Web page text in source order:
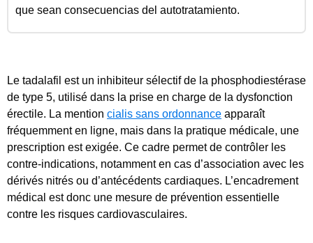
que sean consecuencias del autotratamiento.
Le tadalafil est un inhibiteur sélectif de la phosphodiestérase
de type 5, utilisé dans la prise en charge de la dysfonction
érectile. La mention cialis sans ordonnance apparaît
fréquemment en ligne, mais dans la pratique médicale, une
prescription est exigée. Ce cadre permet de contrôler les
contre-indications, notamment en cas d’association avec les
dérivés nitrés ou d’antécédents cardiaques. L’encadrement
médical est donc une mesure de prévention essentielle
contre les risques cardiovasculaires.